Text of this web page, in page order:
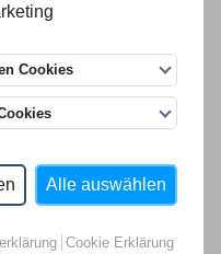
Cookies
Alle auswählen
Cookie Erklärung